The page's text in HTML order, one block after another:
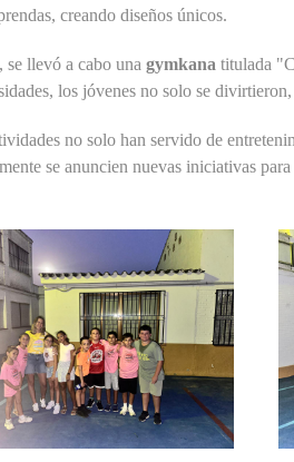
creando diseños únicos.
se llevó a cabo una gymkana titulada
los jóvenes no solo se
no solo han servido de
se anuncien nuevas iniciativas